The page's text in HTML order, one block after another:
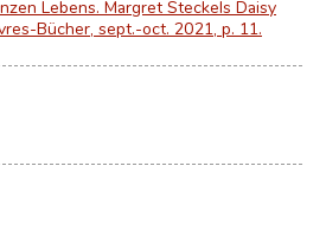
Lebens. Margret Steckels Daisy
Bücher, sept.-oct. 2021, p. 11.